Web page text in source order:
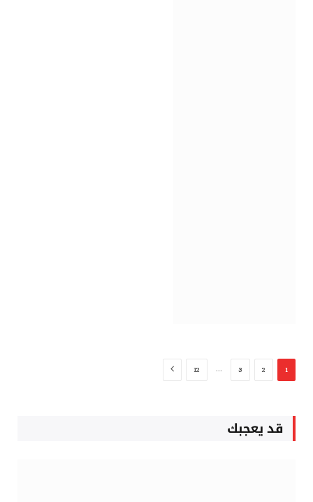
1
2
3
…
12 التالي
قد يعجبك